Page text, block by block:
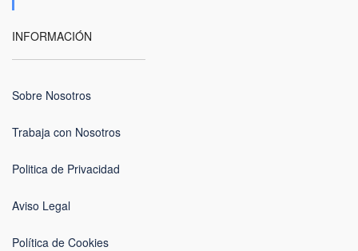
INFORMACIÓN
Sobre Nosotros
Trabaja con Nosotros
Politica de Privacidad
Aviso Legal
Política de Cookies